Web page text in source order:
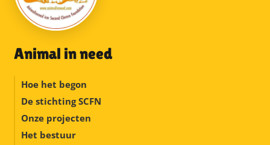
Animal in need
Hoe het begon
De stichting SCFN
Onze projecten
Het bestuur